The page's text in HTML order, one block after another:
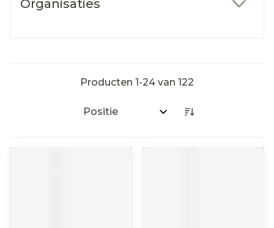
Organisaties
Producten 1-24 van 122
Sorteer op: